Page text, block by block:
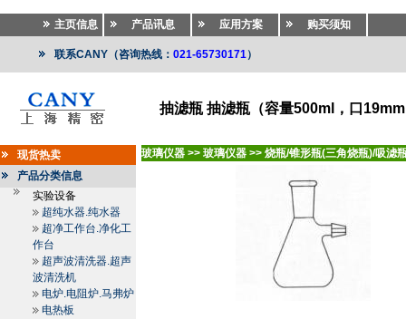
主页信息 产品讯息 应用方案 购买须知
联系CANY（咨询热线： 021-65730171）
抽滤瓶 抽滤瓶（容量500ml，口
现货热卖
产品分类信息
实验设备
超纯水器.纯水器
超净工作台.净化工
作台
超声波清洗器.超声
波清洗机
电炉.电阻炉.马弗炉
电热板
玻璃仪器 >> 玻璃仪器 >> 烧瓶/锥形瓶(三角烧瓶)/吸滤